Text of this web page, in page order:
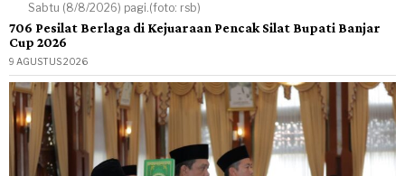
Sabtu (8/8/2026) pagi.(foto: rsb)
706 Pesilat Berlaga di Kejuaraan Pencak Silat Bupati Banjar
Cup 2026
9 AGUSTUS 2026